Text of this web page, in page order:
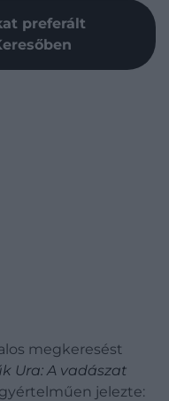
preferált
megkeresést
Ura: A vadászat
jelezte: